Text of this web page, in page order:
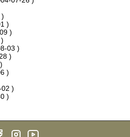
)
)
03 )
)
)
)
)